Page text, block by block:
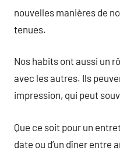
nouvelles manières de
tenues.
Nos habits ont aussi un
avec les autres. Ils
impression, qui peut
Que ce soit pour un
date ou d’un dîner entre